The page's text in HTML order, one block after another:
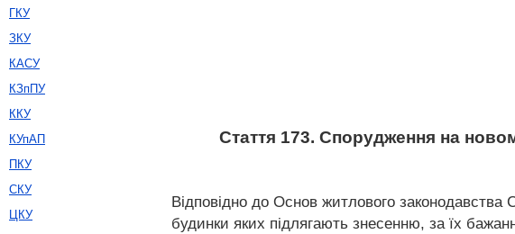
Стаття 173. Спорудження на
Відповідно до Основ житлового
будинки яких підлягають знесенню, за їх
ГКУ
ЗКУ
КАСУ
КЗпПУ
ККУ
КУпАП
ПКУ
СКУ
ЦКУ